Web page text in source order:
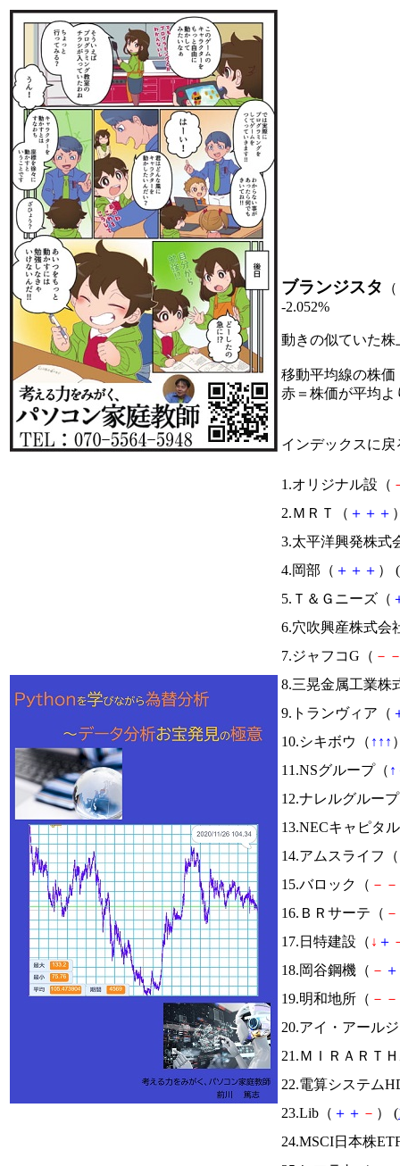
ブランジスタ （
-2.052%
動きの似ていた
移動平均線の株価
赤＝株価が平均
インデックスに戻
1.オリジナル設（
2.ＭＲＴ（ ＋ ＋ ＋
3.太平洋興発株式
4.岡部（ ＋ ＋ ＋ ） (
5.Ｔ＆Ｇニーズ（
6.穴吹興産株式会
7.ジャフコG（ －
8.三晃金属工業株
9.トランヴィア（
10.シキボウ（ ↑ ↑ ↑
11.NSグループ（ ↑
12.ナレルグルー
13.NECキャピタ
14.アムスライフ（
15.バロック（ － －
16.ＢＲサーテ（ －
17.日特建設（ ↓ ＋
18.岡谷鋼機（ － ＋
19.明和地所（ － －
20.アイ・アール
21.ＭＩＲＡＲＴ
22.電算システム
23.Lib（ ＋ ＋ － ） (
24.MSCI日本株